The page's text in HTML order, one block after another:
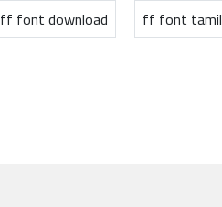
ff font tamil
ff font download